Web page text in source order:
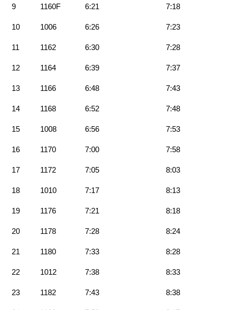
9 1160F 6:21 7:18
10 1006 6:26 7:23
11 1162 6:30 7:28
12 1164 6:39 7:37
13 1166 6:48 7:43
14 1168 6:52 7:48
15 1008 6:56 7:53
16 1170 7:00 7:58
17 1172 7:05 8:03
18 1010 7:17 8:13
19 1176 7:21 8:18
20 1178 7:28 8:24
21 1180 7:33 8:28
22 1012 7:38 8:33
23 1182 7:43 8:38